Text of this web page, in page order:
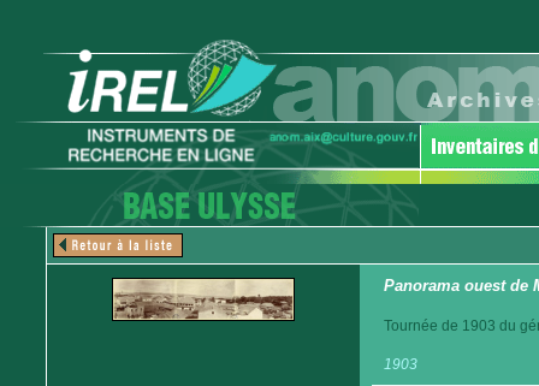
Panorama ouest de
Tournée de 1903 du
1903